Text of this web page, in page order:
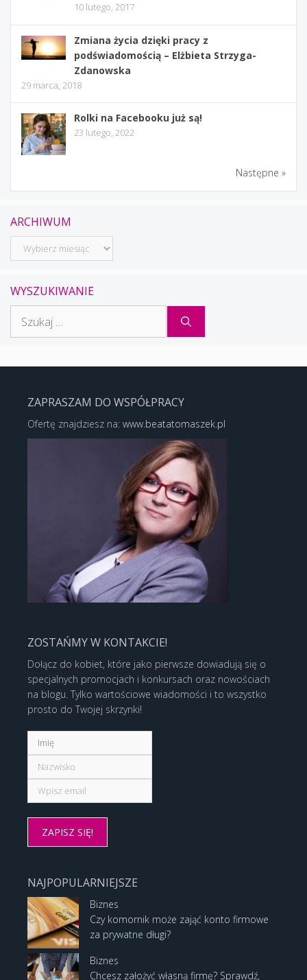
10 lutego, 2017
Zmiana życia dzięki pracy z
podświadomością – Elżbieta Strzyga-
Zdanowska
29 marca, 2018
Rolki na Facebooku już są!
23 lutego, 2022
Następne »
ARCHIWUM
Archiwum
WYSZUKIWANIE
ZAPRASZAM DO WSPÓŁPRACY
Ofertę znajdziesz na: www.beatatomaszek.pl
ZOSTAŃMY W KONTAKCIE!
Dołącz do kobiet, które jako pierwsze dowiadują się o
specjalnych promocjach i konkursach oraz nowościach
na blogu. Tylko wartościowe wiadomości i to wszystko
prosto do Twojej skrzynki!
NAJPOPULARNIEJSZE
Biznes
Czy komornik może zająć konto firmowe
za prywatne długi?
Biznes
Chcesz założyć własną firmę? Sprawdź,